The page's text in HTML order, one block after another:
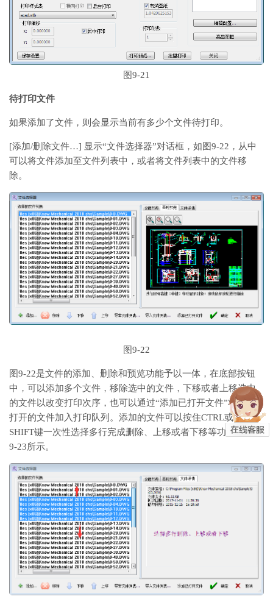
图9-21
待打印文件
如果添加了文件，则会显示当前有多少个文件待打印。
[添加/删除文件…] 显示“文件选择器”对话框，如图9-22，从中
可以将文件添加至文件列表中，或者将文件列表中的文件移
除。
图9-22
图9-22是文件的添加、删除和预览功能予以一体，在底部按钮
中，可以添加多个文件，移除选中的文件，下移或者上移选中
的文件以改变打印次序，也可以通过“添加已打开文件”将当前
打开的文件加入打印队列。添加的文件可以按住CTRL或者
SHIFT键一次性选择多行完成删除、上移或者下移等功能，如图
9-23所示。